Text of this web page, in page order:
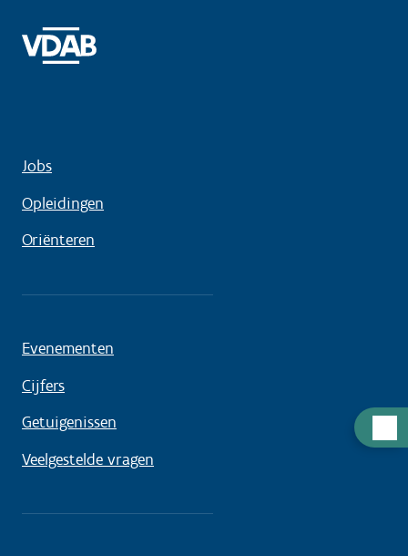
Jobs
Opleidingen
Oriënteren
Evenementen
Cijfers
Getuigenissen
Veelgestelde vragen